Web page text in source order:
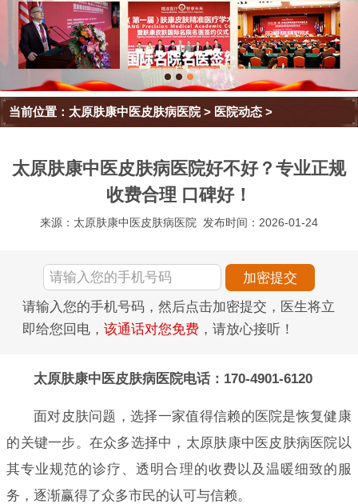
当前位置： 太原肤康中医皮肤病医院> 医院动态 >
太原肤康中医皮肤病医院好不好？专业正规
收费合理 口碑好！
来源：太原肤康中医皮肤病医院 发布时间：2026-01-24
请输入您的手机号码，然后点击加密提交，医生将立
即给您回电， 该通话对您免费 ，请放心接听！
太原肤康中医皮肤病医院电话：170-4901-6120
面对皮肤问题，选择一家值得信赖的医院是恢复健康
的关键一步。在众多选择中，太原肤康中医皮肤病医院以
其专业规范的诊疗、透明合理的收费以及温暖细致的服
务，逐渐赢得了众多市民的认可与信赖。